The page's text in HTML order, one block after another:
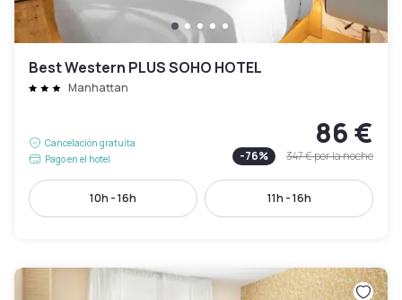
Best Western PLUS SOHO HOTEL
Manhattan
Cancelación gratuita
Pago en el hotel
86 €
-76% 347 €por la noche
10h - 16h 11h - 16h